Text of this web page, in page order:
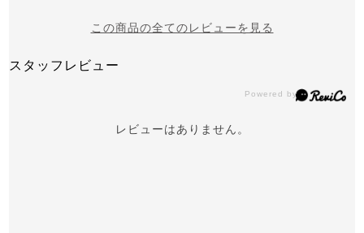
この商品の全てのレビューを見る
スタッフレビュー
レビューはありません。